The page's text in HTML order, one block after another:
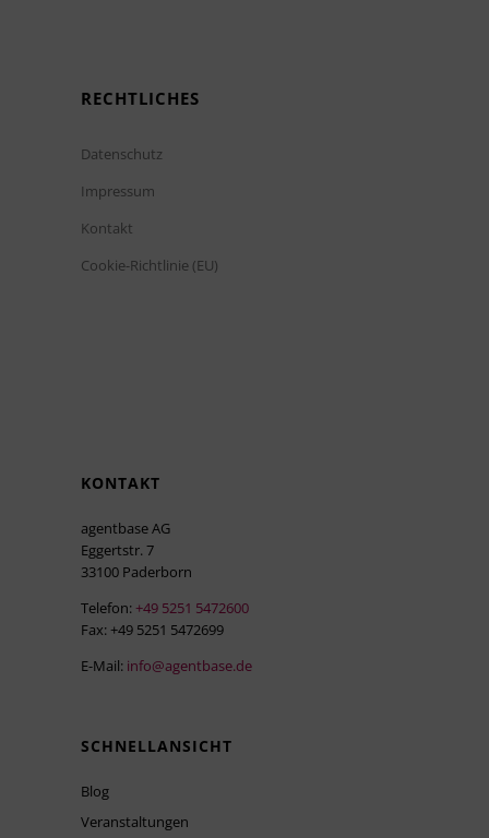
RECHTLICHES
Datenschutz
Impressum
Kontakt
Cookie-Richtlinie (EU)
KONTAKT
agentbase AG
Eggertstr. 7
33100 Paderborn
Telefon: +49 5251 5472600
Fax: +49 5251 5472699
E-Mail: info@agentbase.de
SCHNELLANSICHT
Blog
Veranstaltungen